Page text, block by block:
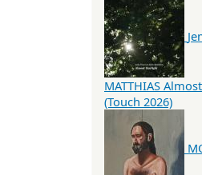
MATTHIAS
(Touch 2026)